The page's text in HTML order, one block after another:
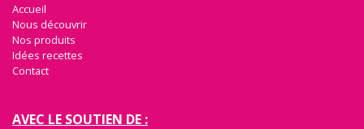
Accueil
Nous découvrir
Nos produits
Idées recettes
Contact
AVEC LE SOUTIEN DE :